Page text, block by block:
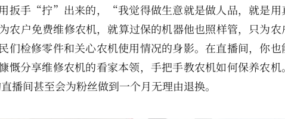
扳手“拧”出来的，“我觉得做生意就是做人品，就是用
户免费维修农机，就算过保的机器他也照样管，只为农
们检修零件和关心农机使用情况的身影。在直播间，你也
分享维修农机的看家本领，手把手教农机如何保养农机
播间甚至会为粉丝做到一个月无理由退换。